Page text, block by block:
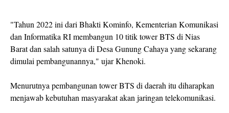
"Tahun 2022 ini dari Bhakti Kominfo, Kementerian Komunikasi
dan Informatika RI membangun 10 titik tower BTS di Nias
Barat dan salah satunya di Desa Gunung Cahaya yang sekarang
dimulai pembangunannya," ujar Khenoki.
Menurutnya pembangunan tower BTS di daerah itu diharapkan
menjawab kebutuhan masyarakat akan jaringan telekomunikasi.